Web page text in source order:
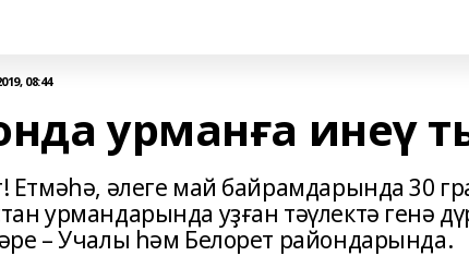
08:44
урманға инеү
Етмәһә, әлеге май байрамдарында 30
урмандарында уҙған тәүлектә генә
– Учалы һәм Белорет райондарында.